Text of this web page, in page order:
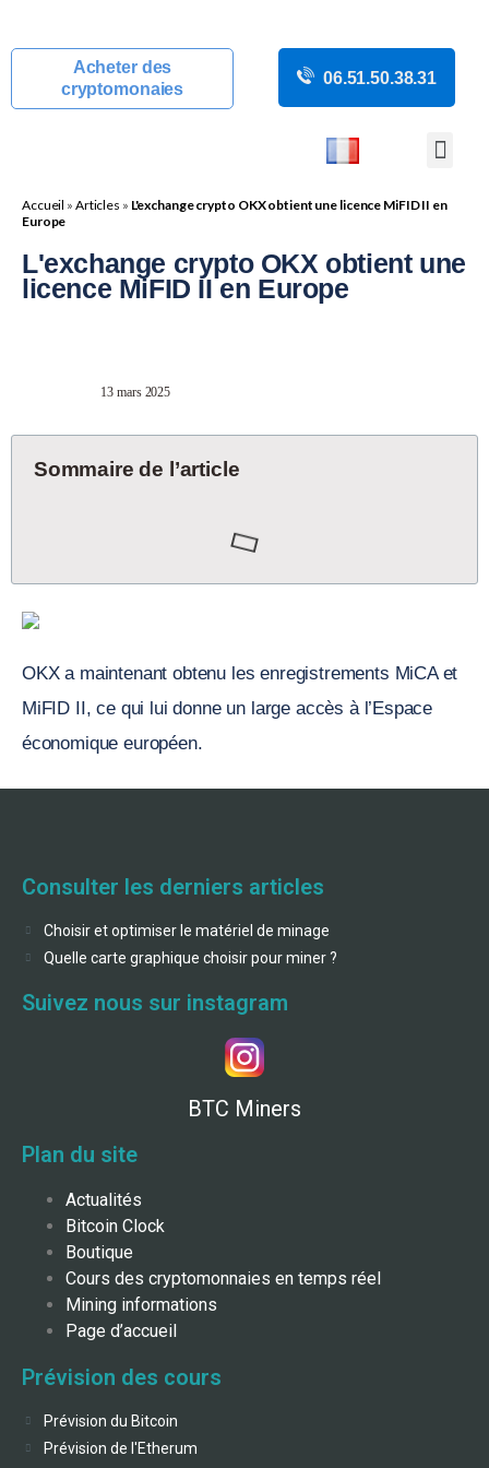
Acheter des
cryptomonaies
06.51.50.38.31
Accueil » Articles » L'exchange crypto OKX obtient une licence MiFID II en
Europe
L'exchange crypto OKX obtient une
licence MiFID II en Europe
13 mars 2025
Sommaire de l’article
OKX a maintenant obtenu les enregistrements MiCA et
MiFID II, ce qui lui donne un large accès à l’Espace
économique européen.
Consulter les derniers articles
Choisir et optimiser le matériel de minage
Quelle carte graphique choisir pour miner ?
Suivez nous sur instagram
BTC Miners
Plan du site
Actualités
Bitcoin Clock
Boutique
Cours des cryptomonnaies en temps réel
Mining informations
Page d’accueil
Prévision des cours
Prévision du Bitcoin
Prévision de l'Etherum